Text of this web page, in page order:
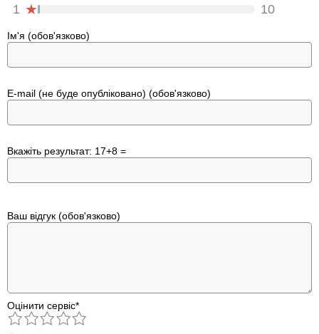
1 ★ 10
Ім'я (обов'язково)
E-mail (не буде опубліковано) (обов'язково)
Вкажіть результат: 17+8 =
Ваш відгук (обов'язково)
Оцінити сервіс*